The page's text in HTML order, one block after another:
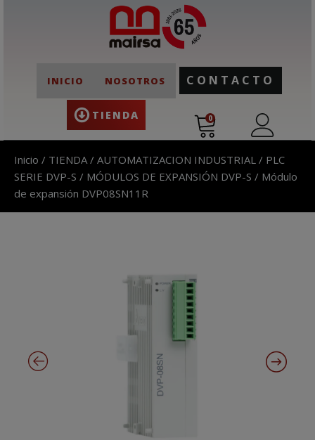
INICIO NOSOTROS
TIENDA
CONTACTO
0
Inicio / TIENDA / AUTOMATIZACION INDUSTRIAL / PLC
SERIE DVP-S / MÓDULOS DE EXPANSIÓN DVP-S / Módulo
de expansión DVP08SN11R